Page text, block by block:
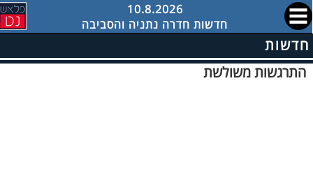
10.8.2026
חדשות חדרה נתניה והסביבה
חדשות
התרגשות משולשת